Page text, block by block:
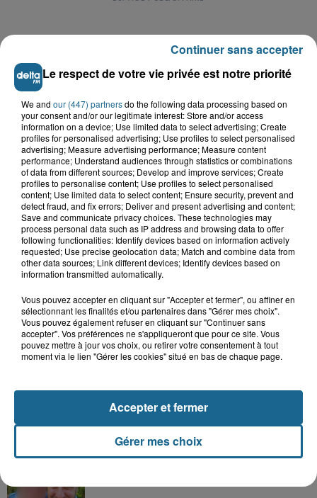
LE TOP DE L'ACTU
Saint-Omer : un enfant gravement brûlé
après l'explosion d'un jouet...
Hazebrouck : victime d'un accident,
Lucas s'en est allé brutalement...
depuis mardi à Dunkerque, sa...
Disparition inquiétante à Cappelle-
Le respect de votre vie privée est notre priorité
We and our (447) partnersdo the following data processing based on
your consent and/or our legitimate interest: Store and/or access
information on a device; Use limited data to select advertising; Create
profiles for personalised advertising; Use profiles to select personalised
advertising; Measure advertising performance; Measure content
performance; Understand audiences through statistics or combinations
of data from different sources; Develop and improve services; Create
profiles to personalise content; Use profiles to select personalised
content; Use limited data to select content; Ensure security, prevent and
detect fraud, and fix errors; Deliver and present advertising and content;
Save and communicate privacy choices. These technologies may
process personal data such as IP address and browsing data to offer
following functionalities: Identify devices based on information actively
requested; Use precise geolocation data; Match and combine data from
other data sources; Link different devices; Identify devices based on
information transmitted automatically.
Vous pouvez accepter en cliquant sur "Accepter et fermer", ou affiner en
sélectionnant les finalités et/ou partenaires dans "Gérer mes choix".
Vous pouvez également refuser en cliquant sur "Continuer sans
accepter". Vos préférences ne s'appliqueront que pour ce site. Vous
pouvez mettre à jour vos choix, ou retirer votre consentement à tout
moment via le lien "Gérer les cookies" situé en bas de chaque page.
Gérer mes choix
Accepter et fermer
Continuer sans accepter